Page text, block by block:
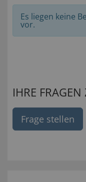
Es liegen keine
vor.
IHRE
Frage stellen